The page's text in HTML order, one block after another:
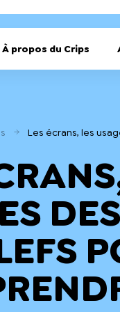
À propos du Crips
Les écrans, les